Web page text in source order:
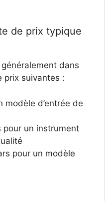
de prix typique
dans
prix suivantes :
modèle d’entrée de
un instrument
pour un modèle